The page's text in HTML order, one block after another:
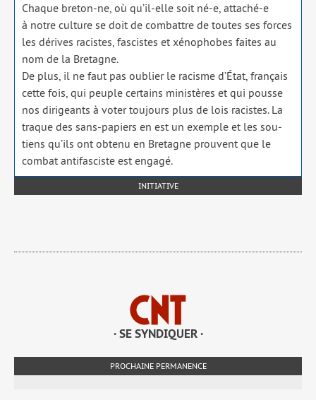
Chaque bre­ton-ne, où qu’il-elle soit né‑e, attaché‑e
à notre culture se doit de com­battre de toutes ses forces
les dérives racistes, fas­cistes et xéno­phobes faites au
nom de la Bretagne.
De plus, il ne faut pas oublier le racisme d’État, fran­çais
cette fois, qui peuple cer­tains minis­tères et qui pousse
nos diri­geants à voter tou­jours plus de lois racistes. La
traque des sans-papiers en est un exemple et les sou­
tiens qu’ils ont obte­nu en Bretagne prouvent que le
com­bat anti­fas­ciste est enga­gé.
INITIATIVE
· SE SYNDIQUER ·
PROCHAINE PERMANENCE